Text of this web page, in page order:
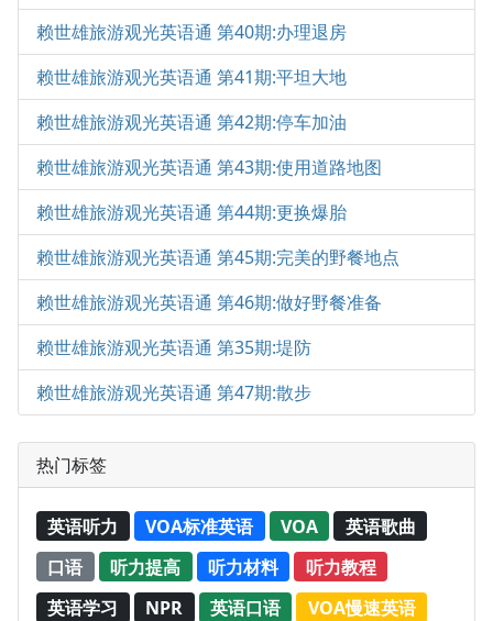
赖世雄旅游观光英语通 第40期:办理退房
赖世雄旅游观光英语通 第41期:平坦大地
赖世雄旅游观光英语通 第42期:停车加油
赖世雄旅游观光英语通 第43期:使用道路地图
赖世雄旅游观光英语通 第44期:更换爆胎
赖世雄旅游观光英语通 第45期:完美的野餐地点
赖世雄旅游观光英语通 第46期:做好野餐准备
赖世雄旅游观光英语通 第35期:堤防
赖世雄旅游观光英语通 第47期:散步
热门标签
英语听力 VOA标准英语 VOA
英语歌曲
口语
听力提高 听力材料
听力教程
英语学习
NPR 英语口语
VOA慢速英语